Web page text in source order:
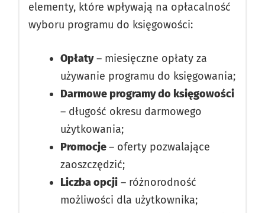
elementy, które wpływają na opłacalność
wyboru programu do księgowości:
Opłaty– miesięczne opłaty za
używanie programu do księgowania;
Darmowe programy do księgowości
– długość okresu darmowego
użytkowania;
Promocje– oferty pozwalające
zaoszczędzić;
Liczba opcji – różnorodność
możliwości dla użytkownika;